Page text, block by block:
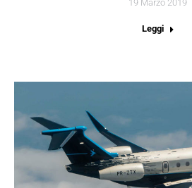
19 Marzo 2019
Leggi